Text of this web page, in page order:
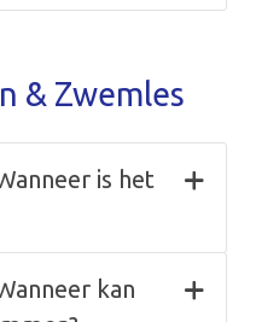
& Zwemles
is het
kan